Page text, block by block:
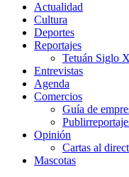
Actualidad
Cultura
Deportes
Reportajes
Tetuán Siglo
Entrevistas
Agenda
Comercios
Guía de
Opinión
Cartas al
Mascotas